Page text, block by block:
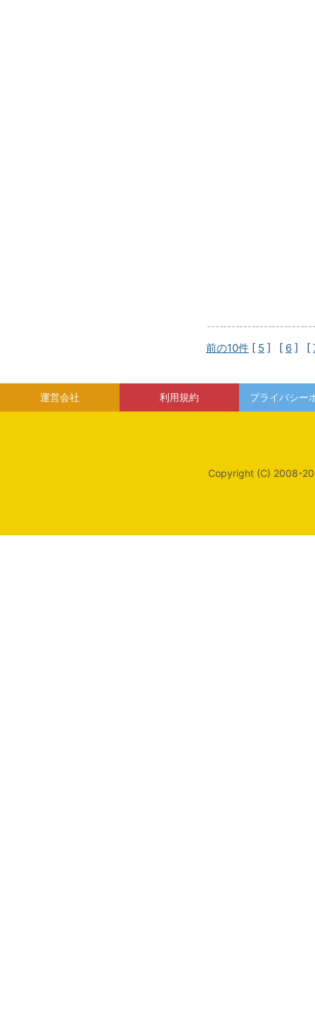
前の10件 [ 5 ] [ 6 ] [
運営会社 利用規約 プライバシー
Copyright (C) 2008-